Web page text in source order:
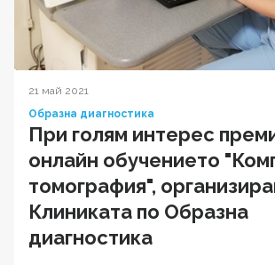
21 май 2021
Образна диагностика
При голям интерес
онлайн обучението
томография",
Клиниката по Образна
диагностика